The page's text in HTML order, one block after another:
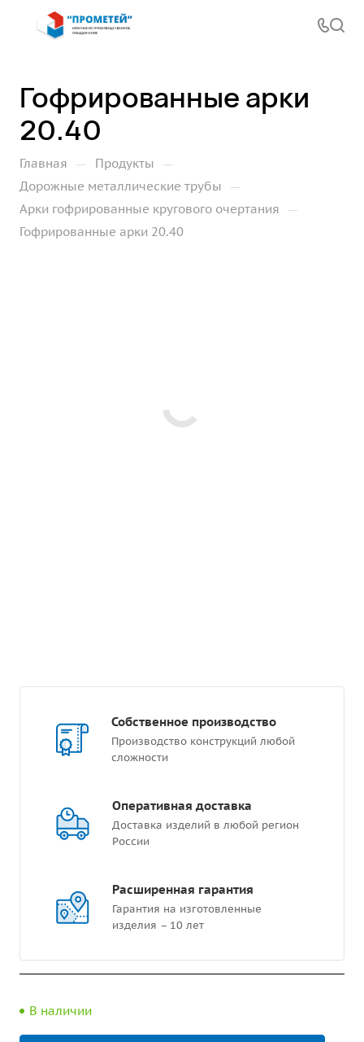
Гофрированные арки
20.40
Главная — Продукты —
Дорожные металлические трубы —
Арки гофрированные кругового очертания —
Гофрированные арки 20.40
Собственное производство
Производство конструкций любой
сложности
Оперативная доставка
Доставка изделий в любой регион
России
Расширенная гарантия
Гарантия на изготовленные
изделия – 10 лет
В наличии